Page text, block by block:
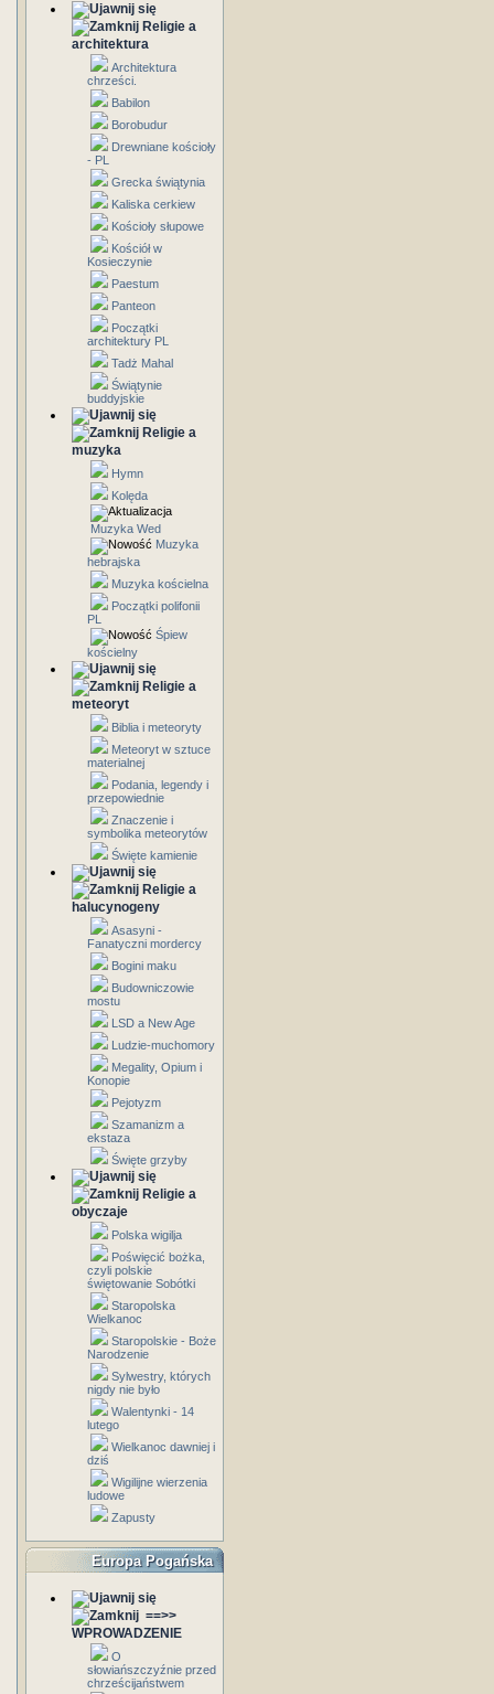
Religie a
architektura
Architektura
chrześci.
Babilon
Borobudur
Drewniane kościoły
- PL
Grecka świątynia
Kaliska cerkiew
Kościoły słupowe
Kościół w
Kosieczynie
Paestum
Panteon
Początki
architektury PL
Tadż Mahal
Świątynie
buddyjskie
Religie a
muzyka
Hymn
Kolęda
Muzyka Wed
Muzyka
hebrajska
Muzyka kościelna
Początki polifonii
PL
Śpiew
kościelny
Religie a
meteoryt
Biblia i meteoryty
Meteoryt w sztuce
materialnej
Podania, legendy i
przepowiednie
Znaczenie i
symbolika meteorytów
Święte kamienie
Religie a
halucynogeny
Asasyni -
Fanatyczni mordercy
Bogini maku
Budowniczowie
mostu
LSD a New Age
Ludzie-muchomory
Megality, Opium i
Konopie
Pejotyzm
Szamanizm a
ekstaza
Święte grzyby
Religie a
obyczaje
Polska wigilja
Poświęcić bożka,
czyli polskie
świętowanie Sobótki
Staropolska
Wielkanoc
Staropolskie - Boże
Narodzenie
Sylwestry, których
nigdy nie było
Walentynki - 14
lutego
Wielkanoc dawniej i
dziś
Wigilijne wierzenia
ludowe
Zapusty
Europa Pogańska
==>>
WPROWADZENIE
O
słowiańszczyźnie przed
chrześcijaństwem